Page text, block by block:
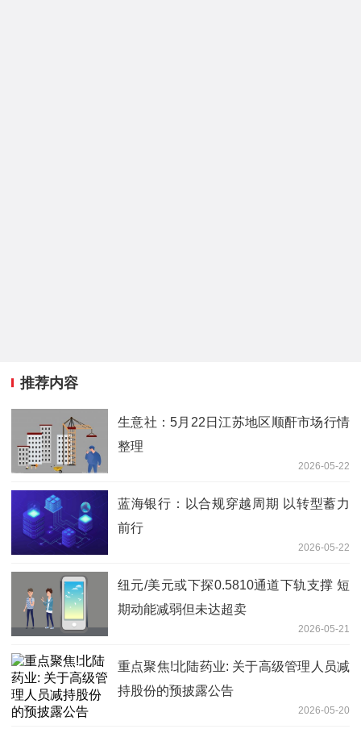
推荐内容
生意社：5月22日江苏地区顺酐市场行情
整理
2026-05-22
蓝海银行：以合规穿越周期 以转型蓄力
前行
2026-05-22
纽元/美元或下探0.5810通道下轨支撑 短
期动能减弱但未达超卖
2026-05-21
重点聚焦!北陆药业: 关于高级管理人员减
持股份的预披露公告
2026-05-20